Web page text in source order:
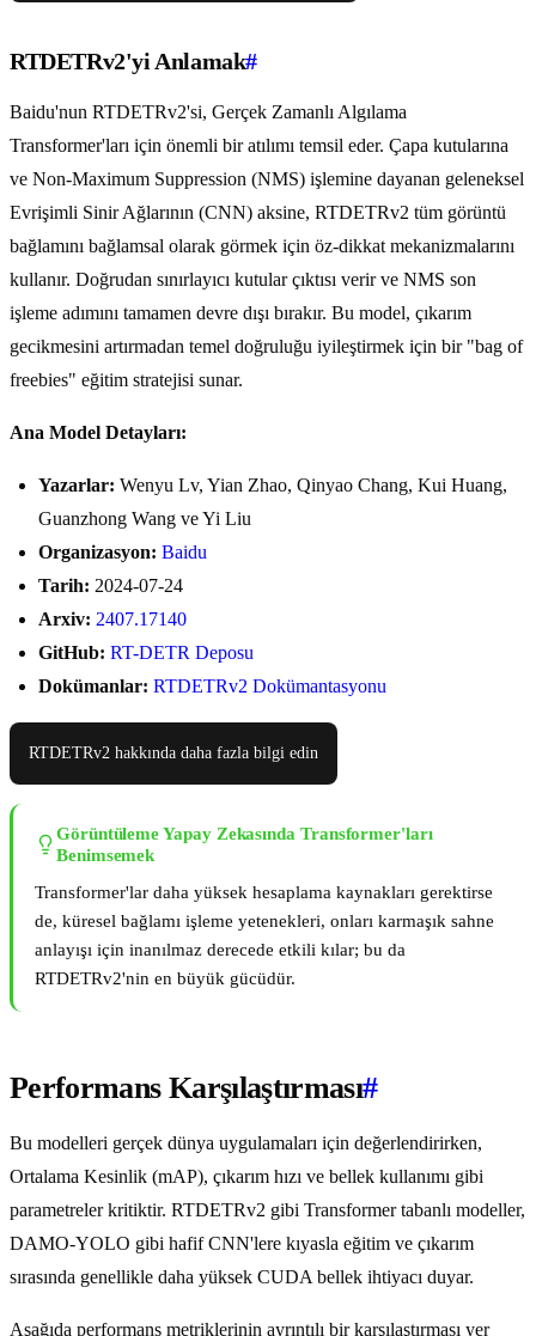
RTDETRv2'yi Anlamak#
Baidu'nun RTDETRv2'si, Gerçek Zamanlı Algılama
Transformer'ları için önemli bir atılımı temsil eder. Çapa kutularına
ve Non-Maximum Suppression (NMS) işlemine dayanan geleneksel
Evrişimli Sinir Ağlarının (CNN) aksine, RTDETRv2 tüm görüntü
bağlamını bağlamsal olarak görmek için öz-dikkat mekanizmalarını
kullanır. Doğrudan sınırlayıcı kutular çıktısı verir ve NMS son
işleme adımını tamamen devre dışı bırakır. Bu model, çıkarım
gecikmesini artırmadan temel doğruluğu iyileştirmek için bir "bag of
freebies" eğitim stratejisi sunar.
Ana Model Detayları:
Yazarlar: Wenyu Lv, Yian Zhao, Qinyao Chang, Kui Huang,
Guanzhong Wang ve Yi Liu
Organizasyon: Baidu
Tarih: 2024-07-24
Arxiv: 2407.17140
GitHub: RT-DETR Deposu
Dokümanlar: RTDETRv2 Dokümantasyonu
RTDETRv2 hakkında daha fazla bilgi edin
Görüntüleme Yapay Zekasında Transformer'ları
Benimsemek
Transformer'lar daha yüksek hesaplama kaynakları gerektirse
de, küresel bağlamı işleme yetenekleri, onları karmaşık sahne
anlayışı için inanılmaz derecede etkili kılar; bu da
RTDETRv2'nin en büyük gücüdür.
Performans Karşılaştırması#
Bu modelleri gerçek dünya uygulamaları için değerlendirirken,
Ortalama Kesinlik (mAP), çıkarım hızı ve bellek kullanımı gibi
parametreler kritiktir. RTDETRv2 gibi Transformer tabanlı modeller,
DAMO-YOLO gibi hafif CNN'lere kıyasla eğitim ve çıkarım
sırasında genellikle daha yüksek CUDA bellek ihtiyacı duyar.
Aşağıda performans metriklerinin ayrıntılı bir karşılaştırması yer